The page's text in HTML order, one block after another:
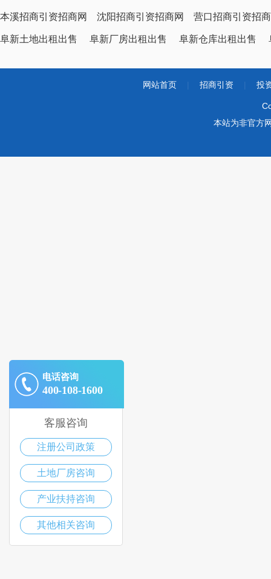
本溪招商引资招商网 沈阳招商引资招商网 营口招商引资招
阜新土地出租出售 阜新厂房出租出售 阜新仓库出租出售
网站首页 招商引资 投
本站为非官方
电话咨询
400-108-1600
客服咨询
注册公司政策
土地厂房咨询
产业扶持咨询
其他相关咨询